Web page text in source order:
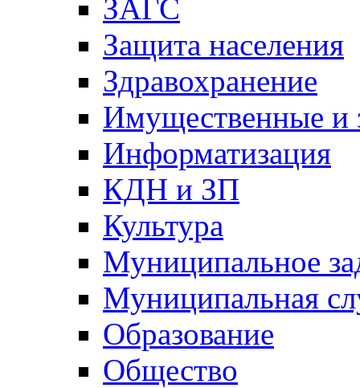
ЗАГС
Защита населения
Здравохранение
Имущественные и
Информатизация
КДН и ЗП
Культура
Муниципальное
Муниципальная
Образование
Общество